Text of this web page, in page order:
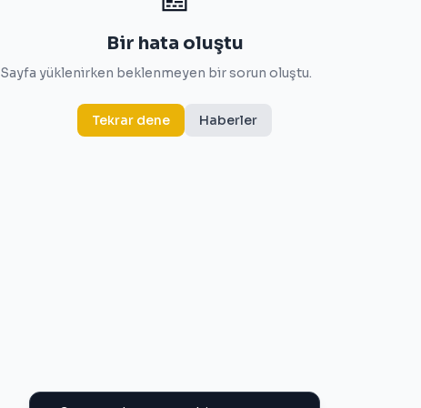
Bir hata oluştu
Sayfa yüklenirken beklenmeyen bir sorun oluştu.
Tekrar dene Haberler